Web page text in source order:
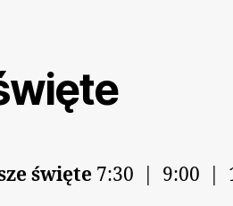
święte 7:30 | 9:00 |